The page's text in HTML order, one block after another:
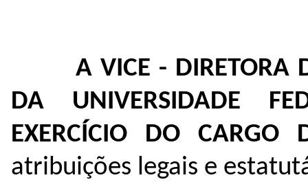
A VICE - DIRETORA
DA UNIVERSIDADE
EXERCÍCIO DO CARGO
atribuições legais e